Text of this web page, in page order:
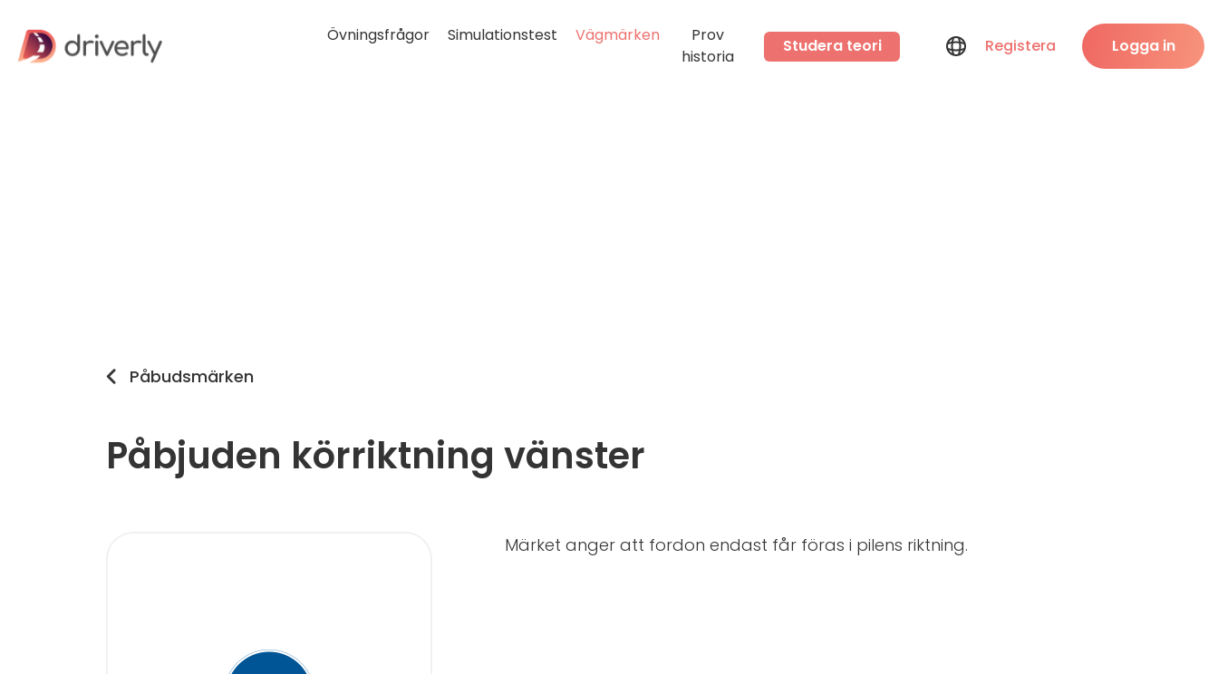
Övningsfrågor Simulationstest Vägmärken
Prov
historia
Studera teori Registera Logga in
Påbudsmärken
Påbjuden körriktning vänster
Märket anger att fordon endast får föras i pilens riktning.